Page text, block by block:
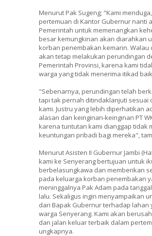
Menurut Pak Sugeng; "Kami
pertemuan di Kantor Gubernur nanti
Pemerintah untuk memenangkan
besar kemungkinan akan diarahkan
korban penembakan kemarin. Walau
akan tetap melakukan perundingan
Pemerintah Provinsi, karena kami
warga yang tidak menerima itikad
"Sebenarnya, perundingan telah
tapi tak pernah ditindaklanjuti sesuai
kami. Justru yang lebih diperhatikan
alasan dan keinginan-keinginan PT
karena tuntutan kami dianggap tidak
keuntungan pribadi bagi mereka",
Menurut Asisten II Gubernur Jambi
kami ke Senyerang bertujuan untuk
berbelasungkawa dan memberikan
pada keluarga korban penembakan
meninggalnya Pak Adam pada
lalu. Sekaligus ingin menyampaikan
dari Bapak Gubernur terhadap lahan
warga Senyerang. Kami akan
dan jalan keluar terbaik dalam
ungkapnya.